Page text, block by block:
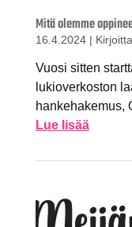
Mitä olemme
16.4.2024 |
Vuosi sitten
lukioverkoston
hankehakemus,
Lue lisää